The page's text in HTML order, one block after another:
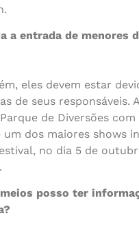
a entrada de menores
eles devem estar
de seus responsáveis.
de Diversões com
um dos maiores shows
no dia 5 de
posso ter